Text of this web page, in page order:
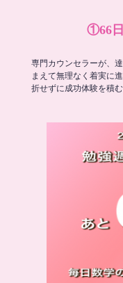
①66
専門カウンセラーが、
まえて無理なく着実に
折せずに成功体験を積む